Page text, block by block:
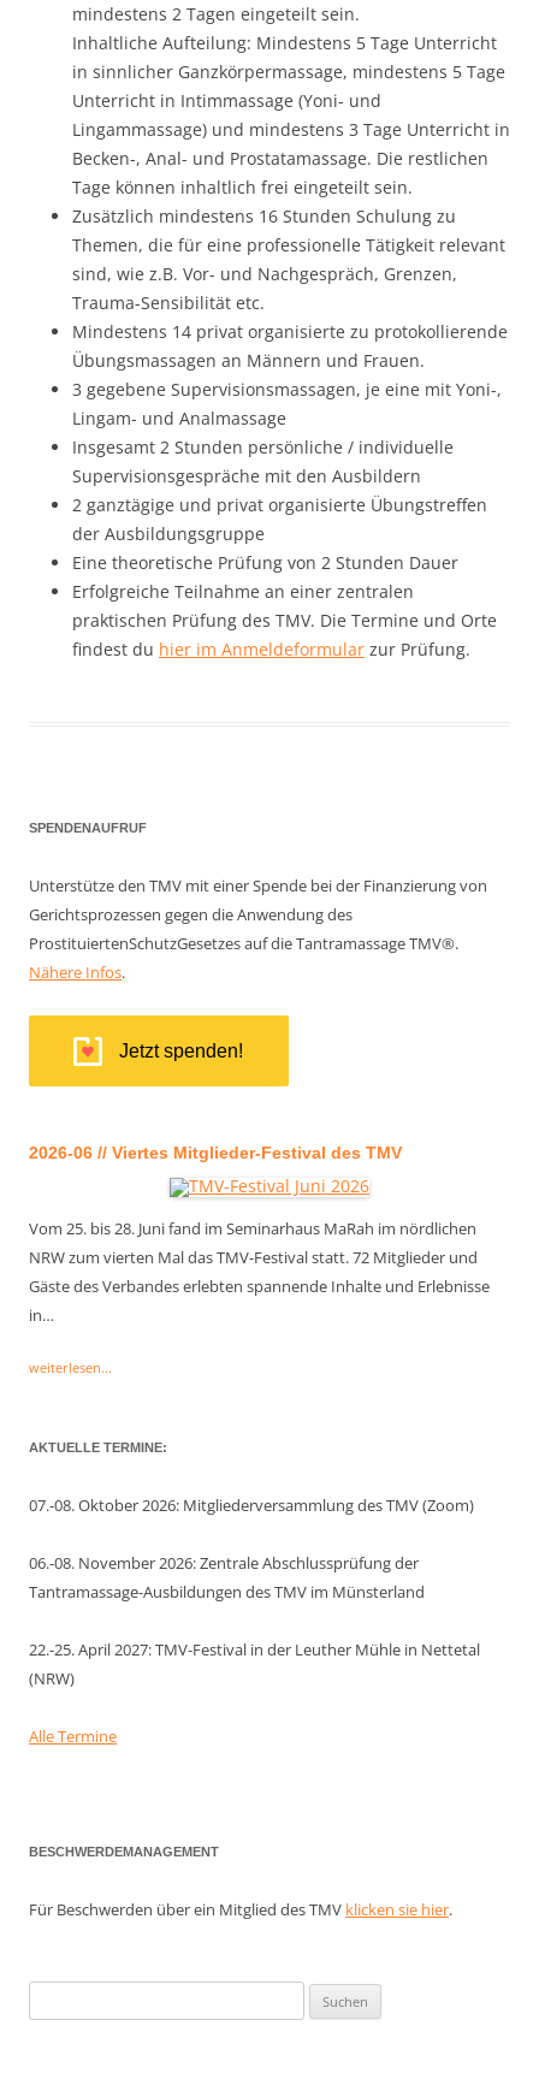
mindestens 2 Tagen eingeteilt sein.
Inhaltliche Aufteilung: Mindestens 5 Tage Unterricht
in sinnlicher Ganzkörpermassage, mindestens 5 Tage
Unterricht in Intimmassage (Yoni- und
Lingammassage) und mindestens 3 Tage Unterricht in
Becken-, Anal- und Prostatamassage. Die restlichen
Tage können inhaltlich frei eingeteilt sein.
Zusätzlich mindestens 16 Stunden Schulung zu
Themen, die für eine professionelle Tätigkeit relevant
sind, wie z.B. Vor- und Nachgespräch, Grenzen,
Trauma-Sensibilität etc.
Mindestens 14 privat organisierte zu protokollierende
Übungsmassagen an Männern und Frauen.
3 gegebene Supervisionsmassagen, je eine mit Yoni-,
Lingam- und Analmassage
Insgesamt 2 Stunden persönliche / individuelle
Supervisionsgespräche mit den Ausbildern
2 ganztägige und privat organisierte Übungstreffen
der Ausbildungsgruppe
Eine theoretische Prüfung von 2 Stunden Dauer
Erfolgreiche Teilnahme an einer zentralen
praktischen Prüfung des TMV. Die Termine und Orte
findest du hier im Anmeldeformular zur Prüfung.
SPENDENAUFRUF
Unterstütze den TMV mit einer Spende bei der Finanzierung von
Gerichtsprozessen gegen die Anwendung des
ProstituiertenSchutzGesetzes auf die Tantramassage TMV®.
Nähere Infos.
Jetzt spenden!
2026-06 // Viertes Mitglieder-Festival des TMV
Vom 25. bis 28. Juni fand im Seminarhaus MaRah im nördlichen
NRW zum vierten Mal das TMV-Festival statt. 72 Mitglieder und
Gäste des Verbandes erlebten spannende Inhalte und Erlebnisse
in…
weiterlesen...
AKTUELLE TERMINE:
07.-08. Oktober 2026: Mitgliederversammlung des TMV (Zoom)
06.-08. November 2026: Zentrale Abschlussprüfung der
Tantramassage-Ausbildungen des TMV im Münsterland
22.-25. April 2027: TMV-Festival in der Leuther Mühle in Nettetal
(NRW)
Alle Termine
BESCHWERDEMANAGEMENT
Für Beschwerden über ein Mitglied des TMV klicken sie hier.
nach: